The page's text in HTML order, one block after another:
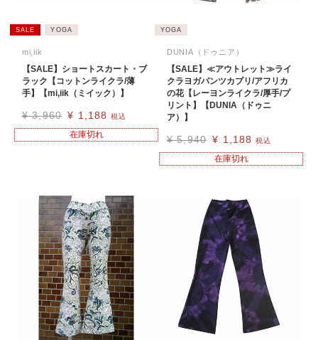
SALE YOGA
mi,iik
【SALE】ショートスカート・ブ
ラック【コットンライクラ/薄
手】【mi,iik（ミイック）】
¥ 3,960 ¥ 1,188 税込
在庫切れ
YOGA
DUNIA（ドゥニア）
【SALE】≪アウトレット≫ライ
クラヨガパンツカプリ/アフリカ
の花【レーヨンライクラ/厚手/プ
リント】【DUNIA（ドゥニ
ア）】
¥ 5,940 ¥ 1,188 税込
在庫切れ